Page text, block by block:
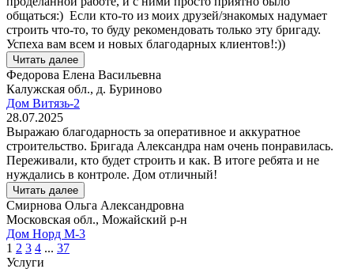
общаться:) Если кто-то из моих друзей/знакомых надумает
строить что-то, то буду рекомендовать только эту бригаду.
Успеха вам всем и новых благодарных клиентов!:))
Читать далее
Федорова Елена Васильевна
Калужская обл., д. Буриново
Дом Витязь-2
28.07.2025
Выражаю благодарность за оперативное и аккуратное
строительство. Бригада Александра нам очень понравилась.
Переживали, кто будет строить и как. В итоге ребята и не
нуждались в контроле. Дом отличный!
Читать далее
Смирнова Ольга Александровна
Московская обл., Можайский р-н
Дом Норд М-3
1 2 3 4 ... 37
Услуги